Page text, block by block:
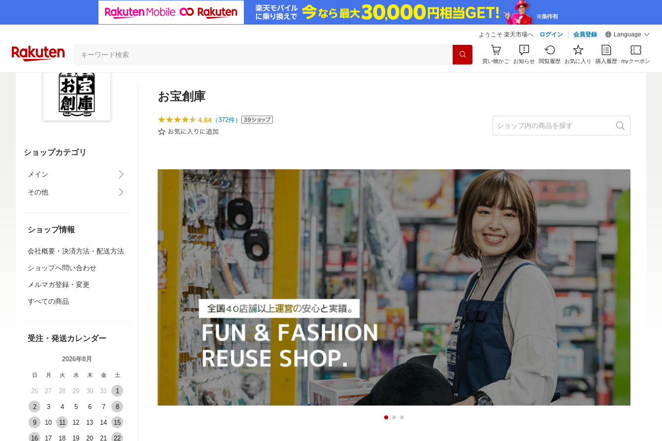
ようこそ 楽天市場へ ログイン 会員登録 Language
買い物かご お知らせ 閲覧履歴 お気に入り 購入履歴 myクーポン
ショップカテゴリ
メイン
その他
ショップ情報
会社概要・決済方法・配送方法
ショップへ問い合わせ
メルマガ登録・変更
すべての商品
受注・発送カレンダー
2026年8月
日 月 火 水 木 金 土
26 27 28 29 30 31 1
2 3 4 5 6 7 8
9 10 11 12 13 14 15
16 17 18 19 20 21 22
お宝創庫
4.64 （372件）